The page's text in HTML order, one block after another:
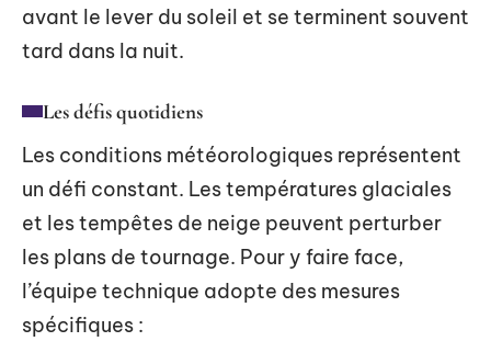
avant le lever du soleil et se terminent souvent
tard dans la nuit.
Les défis quotidiens
Les conditions météorologiques représentent
un défi constant. Les températures glaciales
et les tempêtes de neige peuvent perturber
les plans de tournage. Pour y faire face,
l’équipe technique adopte des mesures
spécifiques :